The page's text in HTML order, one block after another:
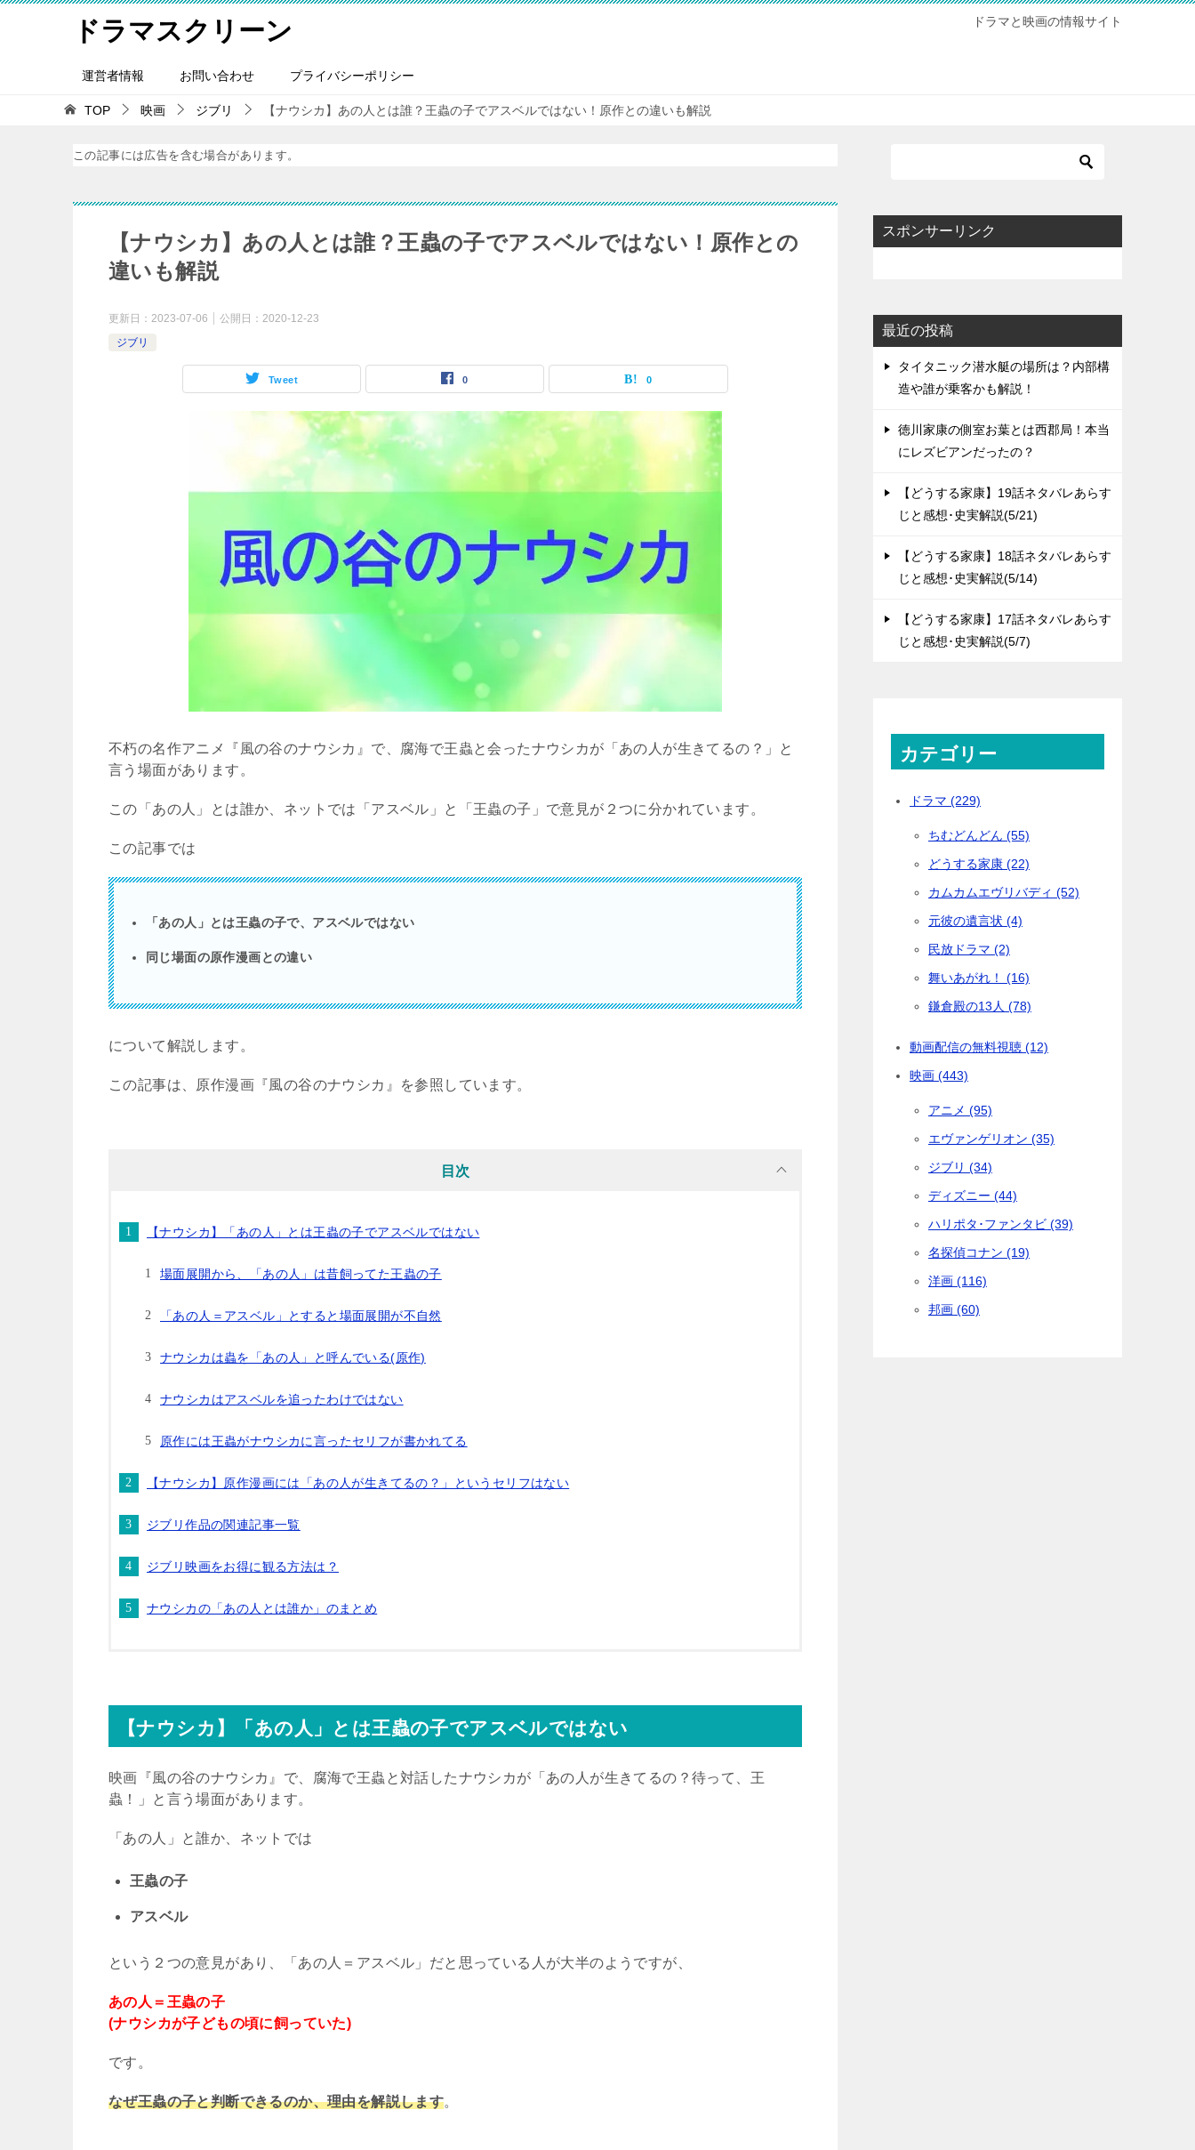
ドラマスクリーン ドラマと映画の情報サイト
運営者情報 お問い合わせ プライバシーポリシー
TOP 映画 ジブリ 【ナウシカ】あの人とは誰？王蟲の子でアスベルではない！原作との違いも解説
この記事には広告を含む場合があります。
【ナウシカ】あの人とは誰？王蟲の子でアスベルではない！原作との
違いも解説
更新日： 2023-07-06 公開日： 2020-12-23
ジブリ
Tweet 0 0
不朽の名作アニメ『風の谷のナウシカ』で、腐海で王蟲と会ったナウシカが「あの人が生きてるの？」と
言う場面があります。
この「あの人」とは誰か、ネットでは「アスベル」と「王蟲の子」で意見が２つに分かれています。
この記事では
「あの人」とは王蟲の子で、アスベルではない
同じ場面の原作漫画との違い
について解説します。
この記事は、原作漫画『風の谷のナウシカ』を参照しています。
目次
【ナウシカ】「あの人」とは王蟲の子でアスベルではない
場面展開から、「あの人」は昔飼ってた王蟲の子
「あの人＝アスベル」とすると場面展開が不自然
ナウシカは蟲を「あの人」と呼んでいる(原作)
ナウシカはアスベルを追ったわけではない
原作には王蟲がナウシカに言ったセリフが書かれてる
【ナウシカ】原作漫画には「あの人が生きてるの？」というセリフはない
ジブリ作品の関連記事一覧
ジブリ映画をお得に観る方法は？
ナウシカの「あの人とは誰か」のまとめ
【ナウシカ】「あの人」とは王蟲の子でアスベルではない
映画『風の谷のナウシカ』で、腐海で王蟲と対話したナウシカが「あの人が生きてるの？待って、王
蟲！」と言う場面があります。
「あの人」と誰か、ネットでは
王蟲の子
アスベル
という２つの意見があり、「あの人＝アスベル」だと思っている人が大半のようですが、
あの人＝王蟲の子
(ナウシカが子どもの頃に飼っていた)
です。
なぜ王蟲の子と判断できるのか、理由を解説します。
スポンサーリンク
最近の投稿
タイタニック潜水艇の場所は？内部構
造や誰が乗客かも解説！
徳川家康の側室お葉とは西郡局！本当
にレズビアンだったの？
【どうする家康】19話ネタバレあらす
じと感想･史実解説(5/21)
【どうする家康】18話ネタバレあらす
じと感想･史実解説(5/14)
【どうする家康】17話ネタバレあらす
じと感想･史実解説(5/7)
カテゴリー
ドラマ (229)
ちむどんどん (55)
どうする家康 (22)
カムカムエヴリバディ (52)
元彼の遺言状 (4)
民放ドラマ (2)
舞いあがれ！ (16)
鎌倉殿の13人 (78)
動画配信の無料視聴 (12)
映画 (443)
アニメ (95)
エヴァンゲリオン (35)
ジブリ (34)
ディズニー (44)
ハリポタ･ファンタビ (39)
名探偵コナン (19)
洋画 (116)
邦画 (60)